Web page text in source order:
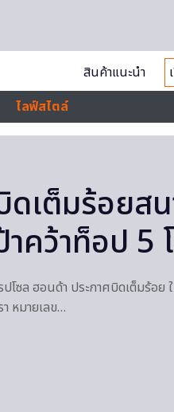
สินค้าแนะนำ
ไลฟ์สไตล์
ดเต็มร้อยส
คว้าท็อป 5
ปโซล ฮอนด้า ประกาศบิดเต็มร้อ
หมายเลข…